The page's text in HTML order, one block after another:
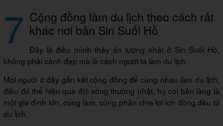
7 Cộng đồng làm du lịch theo cách rất
khác nơi bản Sin Suối Hồ
Đây là điều mình thấy ấn tượng nhất ở Sin Suối Hồ,
không phải cảnh đẹp mà là cách người ta làm du lịch.
Mọi người ở đây gắn kết cộng đồng để cùng nhau làm du lịch,
điều đó thể hiện qua đời sống thường nhật, họ coi bản làng là
một gia đình lớn, cùng làm, cùng phân chia lợi ích đồng đều từ
du lịch.